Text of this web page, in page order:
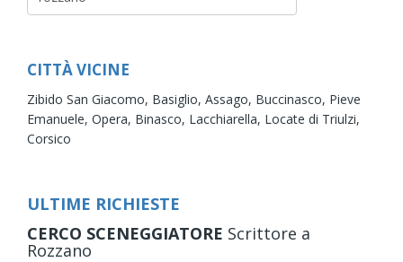
CITTÀ VICINE
Zibido San Giacomo, Basiglio, Assago, Buccinasco, Pieve
Emanuele, Opera, Binasco, Lacchiarella, Locate di Triulzi,
Corsico
ULTIME RICHIESTE
CERCO SCENEGGIATORE Scrittore a
Rozzano